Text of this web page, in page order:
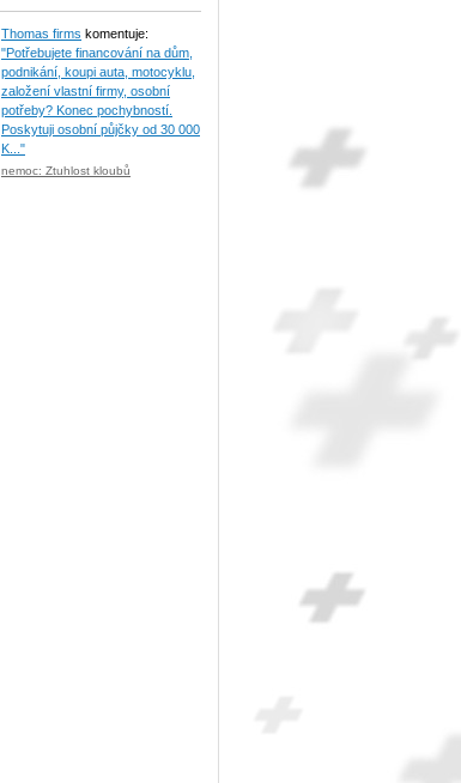
Thomas firms komentuje:
"Potřebujete financování na dům,
podnikání, koupi auta, motocyklu,
založení vlastní firmy, osobní
potřeby? Konec pochybností.
Poskytuji osobní půjčky od 30 000
K..."
nemoc: Ztuhlost kloubů